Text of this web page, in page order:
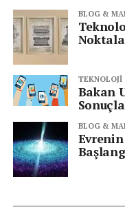
BLOG &
TEKNOLOJI
Bakan
BLOG &